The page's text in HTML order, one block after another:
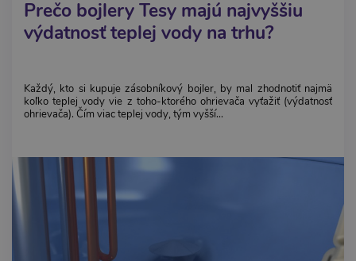
Prečo bojlery Tesy majú najvyššiu
výdatnosť teplej vody na trhu?
Každý, kto si kupuje zásobníkový bojler, by mal zhodnotiť najmä
koľko teplej vody vie z toho-ktorého ohrievača vyťažiť (výdatnosť
ohrievača). Čím viac teplej vody, tým vyšší...